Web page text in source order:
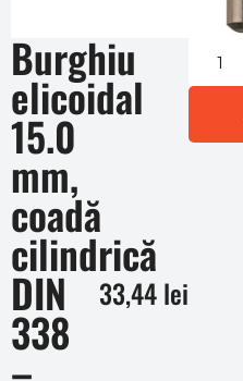
Burghiu
elicoidal
15.0
mm,
coadă
cilindrică
DIN
338
33,44lei